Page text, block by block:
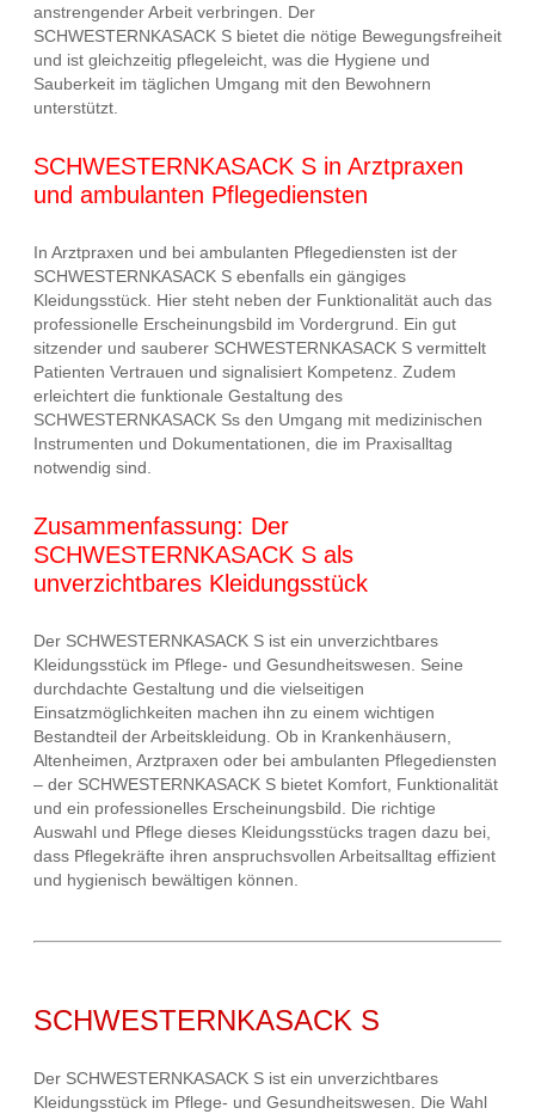
anstrengender Arbeit verbringen. Der
SCHWESTERNKASACK S bietet die nötige Bewegungsfreiheit
und ist gleichzeitig pflegeleicht, was die Hygiene und
Sauberkeit im täglichen Umgang mit den Bewohnern
unterstützt.
SCHWESTERNKASACK S in Arztpraxen
und ambulanten Pflegediensten
In Arztpraxen und bei ambulanten Pflegediensten ist der
SCHWESTERNKASACK S ebenfalls ein gängiges
Kleidungsstück. Hier steht neben der Funktionalität auch das
professionelle Erscheinungsbild im Vordergrund. Ein gut
sitzender und sauberer SCHWESTERNKASACK S vermittelt
Patienten Vertrauen und signalisiert Kompetenz. Zudem
erleichtert die funktionale Gestaltung des
SCHWESTERNKASACK Ss den Umgang mit medizinischen
Instrumenten und Dokumentationen, die im Praxisalltag
notwendig sind.
Zusammenfassung: Der
SCHWESTERNKASACK S als
unverzichtbares Kleidungsstück
Der SCHWESTERNKASACK S ist ein unverzichtbares
Kleidungsstück im Pflege- und Gesundheitswesen. Seine
durchdachte Gestaltung und die vielseitigen
Einsatzmöglichkeiten machen ihn zu einem wichtigen
Bestandteil der Arbeitskleidung. Ob in Krankenhäusern,
Altenheimen, Arztpraxen oder bei ambulanten Pflegediensten
– der SCHWESTERNKASACK S bietet Komfort, Funktionalität
und ein professionelles Erscheinungsbild. Die richtige
Auswahl und Pflege dieses Kleidungsstücks tragen dazu bei,
dass Pflegekräfte ihren anspruchsvollen Arbeitsalltag effizient
und hygienisch bewältigen können.
SCHWESTERNKASACK S
Der SCHWESTERNKASACK S ist ein unverzichtbares
Kleidungsstück im Pflege- und Gesundheitswesen. Die Wahl